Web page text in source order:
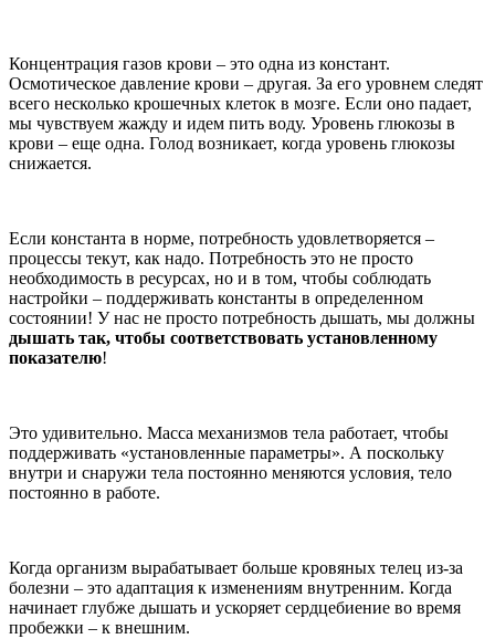
Концентрация газов крови – это одна из констант.
Осмотическое давление крови – другая. За его уровнем следят
всего несколько крошечных клеток в мозге. Если оно падает,
мы чувствуем жажду и идем пить воду. Уровень глюкозы в
крови – еще одна. Голод возникает, когда уровень глюкозы
снижается.
Если константа в норме, потребность удовлетворяется –
процессы текут, как надо. Потребность это не просто
необходимость в ресурсах, но и в том, чтобы соблюдать
настройки – поддерживать константы в определенном
состоянии! У нас не просто потребность дышать, мы должны
дышать так, чтобы соответствовать установленному
показателю!
Это удивительно. Масса механизмов тела работает, чтобы
поддерживать «установленные параметры». А поскольку
внутри и снаружи тела постоянно меняются условия, тело
постоянно в работе.
Когда организм вырабатывает больше кровяных телец из-за
болезни – это адаптация к изменениям внутренним. Когда
начинает глубже дышать и ускоряет сердцебиение во время
пробежки – к внешним.